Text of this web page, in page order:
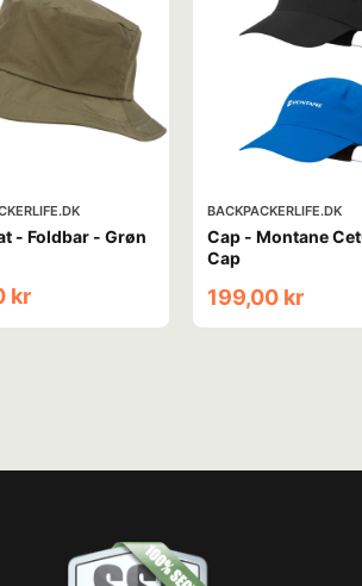
- Foldbar - Grøn
kr
BACKPACKERLIFE.DK
Cap - Montane
Cap
199,00 kr